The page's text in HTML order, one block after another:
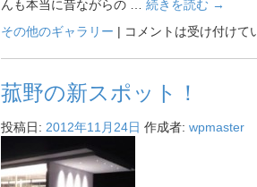
んも本当に昔ながらの … 続きを読む →
その他のギャラリー | コメントは受け付けて
菰野の新スポット！
投稿日: 2012年11月24日 作成者: wpmaster